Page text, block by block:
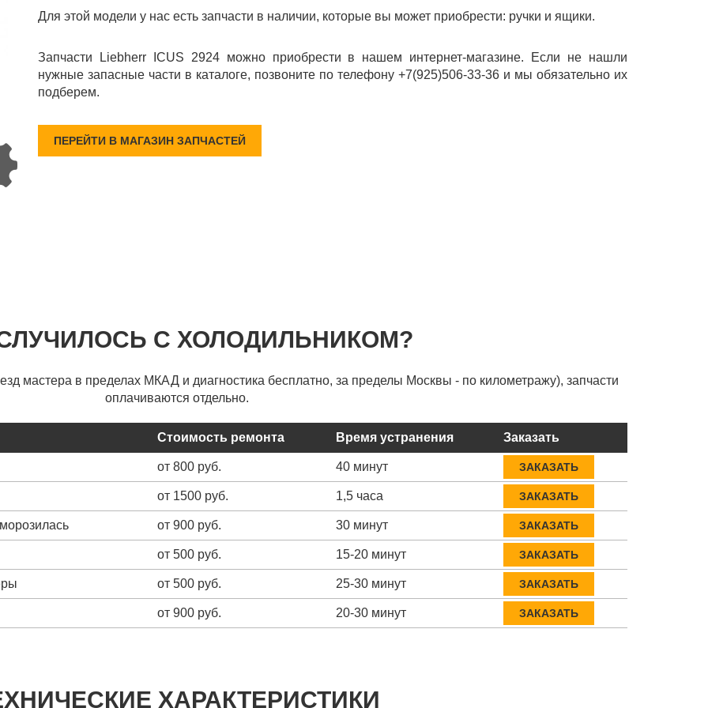
Для этой модели у нас есть запчасти в наличии, которые вы может приобрести: ручки и ящики.
Запчасти Liebherr ICUS 2924 можно приобрести в нашем интернет-магазине. Если не нашли
нужные запасные части в каталоге, позвоните по телефону +7(925)506-33-36 и мы обязательно их
подберем.
ПЕРЕЙТИ В МАГАЗИН ЗАПЧАСТЕЙ
С ХОЛОДИЛЬНИКОМ?
мастера в пределах МКАД и диагностика бесплатно, за пределы Москвы - по километражу), запчасти
оплачиваются отдельно.
Стоимость ремонта Время устранения Заказать
от 800 руб. 40 минут ЗАКАЗАТЬ
от 1500 руб. 1,5 часа ЗАКАЗАТЬ
от 900 руб. 30 минут ЗАКАЗАТЬ
от 500 руб. 15-20 минут ЗАКАЗАТЬ
от 500 руб. 25-30 минут ЗАКАЗАТЬ
от 900 руб. 20-30 минут ЗАКАЗАТЬ
ХАРАКТЕРИСТИКИ